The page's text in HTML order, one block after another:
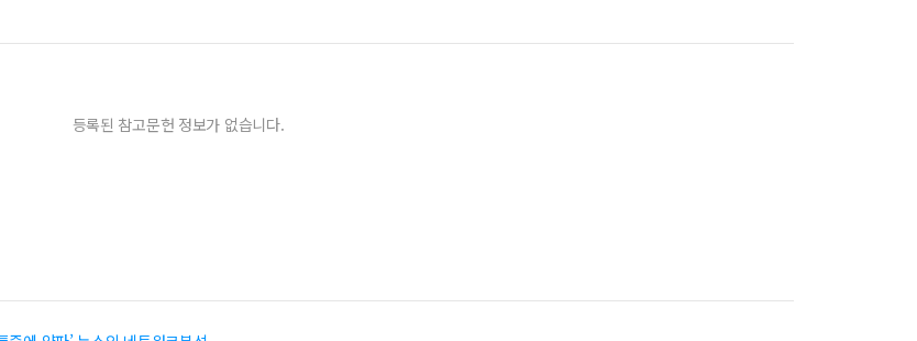
등록된 참고문헌 정보가 없습니다.